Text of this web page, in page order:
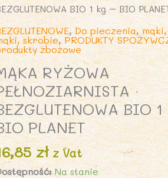
BIO 1 kg – BIO
, Do pieczenia,
skrobie, PRODUKTY
zbożowe
RYŻOWA
BIO
PLANET
zł z Vat
Na stanie